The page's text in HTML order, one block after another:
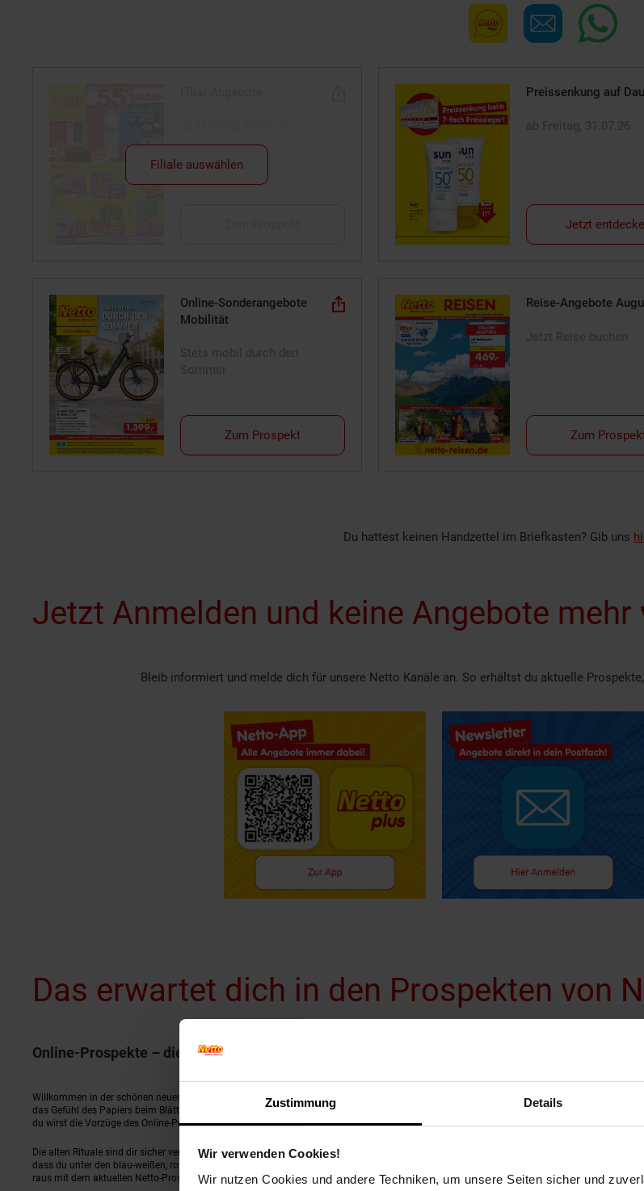
Zustimmung Details
Wir verwenden Cookies!
Wir nutzen Cookies und andere Techniken, um unsere Seiten sicher und
Filiale auswählen
Preissenkung auf
Jetzt
Online-Sonderangebote
Mobilität
Zum Prospekt
Reise-Angebote
Zum
Du hattest keinen Handzettel im Briefkasten? Gib uns
Jetzt Anmelden und keine Angebote mehr
Bleib informiert und melde dich für unsere Netto Kanäle an. So erhältst du aktuelle
Das erwartet dich in den Prospekten von
Online-Prospekte – die Zukunft für Schnäppchenjäger und Umweltbewusste
Willkommen in der schönen neuen Welt der Netto-Online-Prospekte
. Schau dich um, lies, solange du möchtest, es sind immer genug
das Gefühl des Papiers beim Blättern und unter Umständen drehst du dein Handy oder Tablet aus Gewohnheit um, um die nächste Seite
du wirst die Vorzüge des Online-Prospekts genießen können, wie du noch nie zuvor einen Prospekt genossen hast.
Die alten Rituale sind dir sicher vertraut – du schaust in den Briefkasten, siehst einen Stapel bunter Prospekte und knallst sie wie sie sind
dass du unter den blau-weißen, rot-weißen oder gelb-rot-blauen Blättchen ein wertvolles rot-gelbes Fachmagazin des sparbewussten
raus mit dem aktuellen Netto-Prospekt.